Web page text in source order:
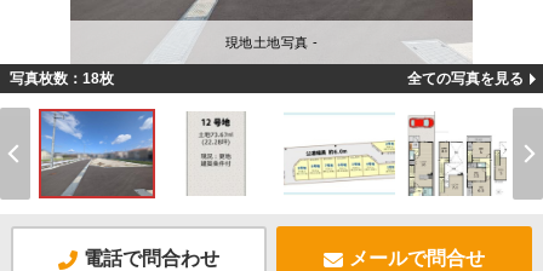
現地土地写真 -
写真枚数：18枚 全ての写真を見る
電話で問合わせ メールで問合せ